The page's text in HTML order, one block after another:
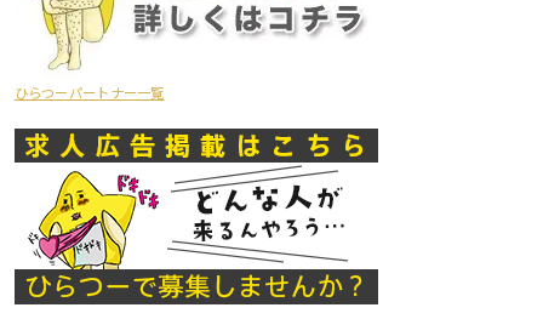
ひらつーパートナー一覧